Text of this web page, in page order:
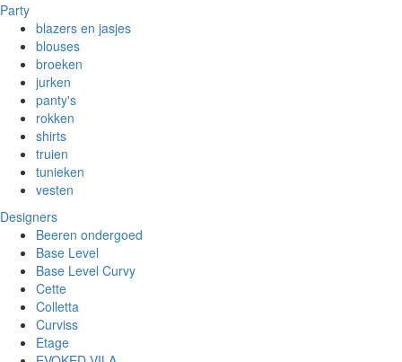
Party
blazers en jasjes
blouses
broeken
jurken
panty's
rokken
shirts
truien
tunieken
vesten
Designers
Beeren ondergoed
Base Level
Base Level Curvy
Cette
Colletta
Curviss
Etage